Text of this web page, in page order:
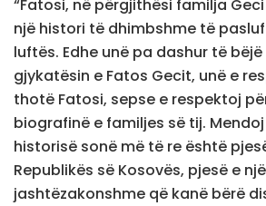
“Fatosi, në përgjithësi familja
një histori të dhimbshme të
luftës. Edhe unë pa dashur të
gjykatësin e Fatos Gecit, unë e
thotë Fatosi, sepse e respektoj
biografinë e familjes së tij.
historisë sonë më të re është
Republikës së Kosovës, pjesë e
jashtëzakonshme që kanë bërë